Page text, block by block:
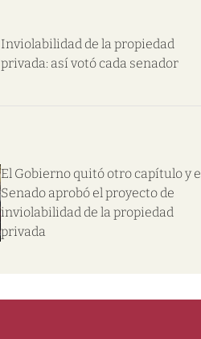
Inviolabilidad de la propiedad
privada: así votó cada senador
El Gobierno quitó otro capítulo y
Senado aprobó el proyecto de
inviolabilidad de la propiedad
privada